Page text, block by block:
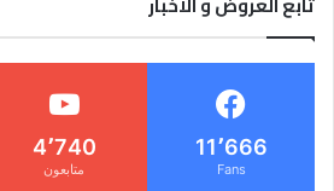
11٬666
Fans
4٬740
متابعون